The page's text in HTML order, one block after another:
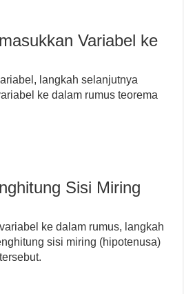
Variabel ke
langkah selanjutnya
ke dalam rumus teorema
Sisi Miring
ke dalam rumus, langkah
sisi miring (hipotenusa)